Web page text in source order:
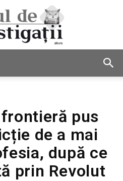
de
Investigații
pus
de a mai
după ce
prin Revolut